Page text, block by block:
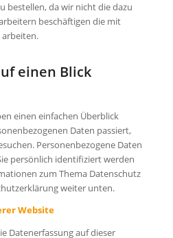
bestellen, da wir nicht die dazu
beschäftigen die mit
einen Blick
einen einfachen Überblick
Daten passiert,
Personenbezogene Daten
persönlich identifiziert werden
zum Thema Datenschutz
weiter unten.
Website
Datenerfassung auf dieser